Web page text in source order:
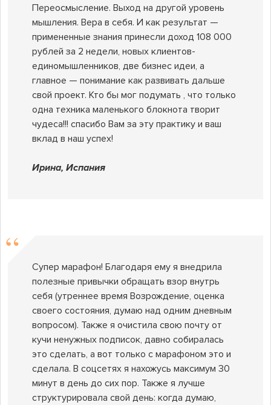
Переосмысление. Выход на другой уровень
мышления. Вера в себя. И как результат —
примененные знания принесли доход 108 000
рублей за 2 недели, новых клиентов-
единомышленников, две бизнес идеи, а
главное — понимание как развивать дальше
свой проект. Кто бы мог подумать , что только
одна техника маленького блокнота творит
чудеса!!! спасибо Вам за эту практику и ваш
вклад в наш успех!
Ирина, Испания
Супер марафон! Благодаря ему я внедрила
полезные привычки обращать взор внутрь
себя (утреннее время Возрождение, оценка
своего состояния, думаю над одним дневным
вопросом). Также я очистила свою почту от
кучи ненужных подписок, давно собиралась
это сделать, а вот только с марафоном это и
сделала. В соцсетях я нахожусь максимум 30
минут в день до сих пор. Также я лучше
структурировала свой день: когда думаю,